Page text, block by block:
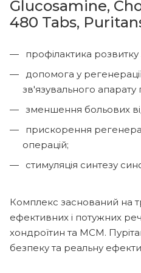
Glucosamine,
480 Tabs,
профілактика
допомога у
зв'язувального апарату
зменшення больових
прискорення
операцій;
стимуляція синтезу
Комплекс заснований на
ефективних і потужних
хондроїтин та МСМ.
безпеку та реальну